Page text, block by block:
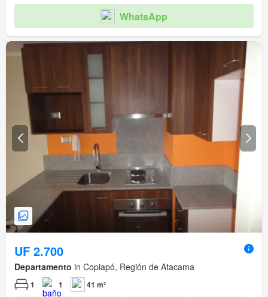
WhatsApp
UF 2.700
Departamento in Copiapó, Región de Atacama
1 1 41 m²